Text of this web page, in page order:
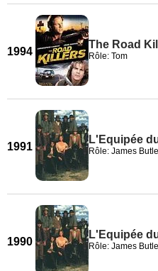
1994
The Road
Rôle: Tom
1991
L'Equipée
Rôle: James
1990
L'Equipée
Rôle: James